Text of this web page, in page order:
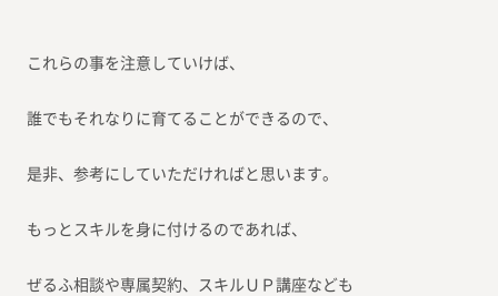
これらの事を注意していけば、
誰でもそれなりに育てることができるので、
是非、参考にしていただければと思います。
もっとスキルを身に付けるのであれば、
ぜるふ相談や専属契約、スキルＵＰ講座なども